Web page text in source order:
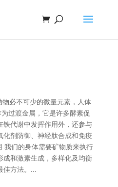
必不可少的微量元素，人体
过渡金属，它是许多酵素促
铁代谢中发挥作用外，还参与
剂防御、神经肽合成和免疫
们的身体需要矿物质来执行
和激素生成，多样化及均衡
佳方法。...